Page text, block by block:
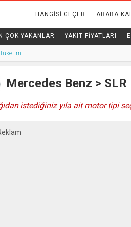
HANGISI GEÇER ARABA
ÇOK YAKANLAR YAKIT FIYATLARI
Mercedes Benz >
istediğiniz yıla ait motor tipi